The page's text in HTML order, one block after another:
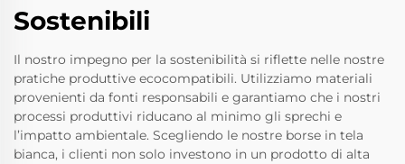
Sostenibili
Il nostro impegno per la sostenibilità si riflette nelle nostre
pratiche produttive ecocompatibili. Utilizziamo materiali
provenienti da fonti responsabili e garantiamo che i nostri
processi produttivi riducano al minimo gli sprechi e
l’impatto ambientale. Scegliendo le nostre borse in tela
bianca, i clienti non solo investono in un prodotto di alta